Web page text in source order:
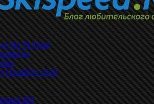
Ski 76 Team
ПроБЕГа 2019
ЯО